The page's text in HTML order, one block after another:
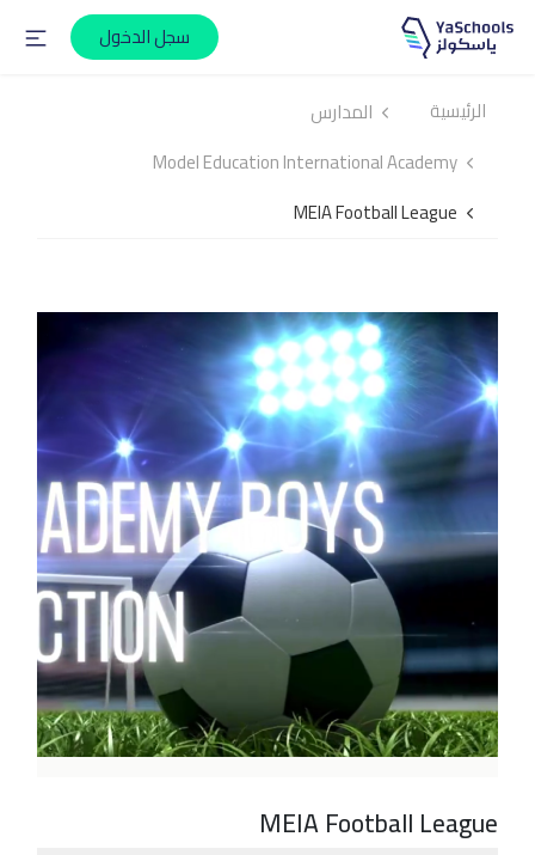
سجل الدخول
الرئيسية
المدارس
Model Education International Academy
MEIA Football League
MEIA Football League